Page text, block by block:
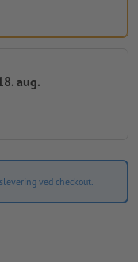
aug.
ved checkout.